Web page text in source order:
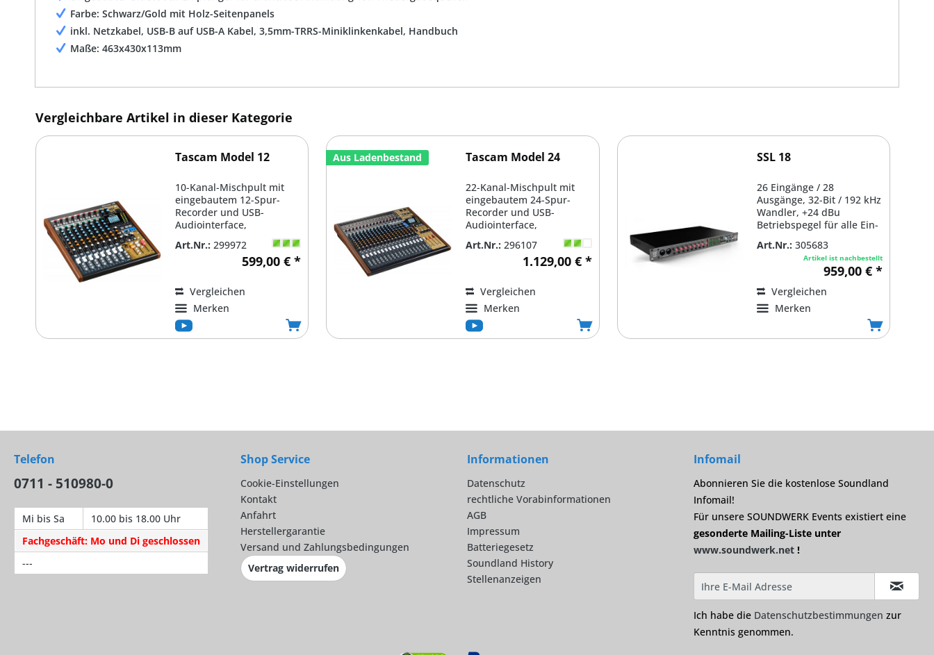
Farbe: Schwarz/Gold mit Holz-Seitenpanels
inkl. Netzkabel, USB-B auf USB-A Kabel, 3,5mm-TRRS-Miniklinkenkabel, Handbuch
Maße: 463x430x113mm
Vergleichbare Artikel in dieser Kategorie
Tascam Model 12
10-Kanal-Mischpult mit
eingebautem 12-Spur-
Recorder und USB-
Audiointerface,
Modul, nutzt SD-Karten...
Art.Nr.: 299972
599,00 € *
Vergleichen
Merken
Aus Ladenbestand Tascam Model 24
22-Kanal-Mischpult mit
eingebautem 24-Spur-
Recorder und USB-
Audiointerface,
Modul, nutzt SD-Karten...
Art.Nr.: 296107
1.129,00 € *
Vergleichen
Merken
SSL 18
26 Eingänge / 28
Ausgänge, 32-Bit / 192 kHz
Wandler, +24 dBu
Betriebspegel für alle Ein-
Art.Nr.: 305683
Artikel ist nachbestellt
959,00 € *
Vergleichen
Merken
Telefon
0711 - 510980-0
Mi bis Sa
10.00 bis 18.00 Uhr
Fachgeschäft: Mo und Di geschlossen
---
Shop Service
Cookie-Einstellungen
Kontakt
Anfahrt
Herstellergarantie
Versand und Zahlungsbedingungen
Vertrag widerrufen
Informationen
Datenschutz
rechtliche Vorabinformationen
AGB
Impressum
Batteriegesetz
Soundland History
Stellenanzeigen
Infomail
Abonnieren Sie die kostenlose Soundland
Infomail!
Für unsere SOUNDWERK Events existiert eine
gesonderte Mailing-Liste unter
www.soundwerk.net !
Ich habe die Datenschutzbestimmungen zur
Kenntnis genommen.